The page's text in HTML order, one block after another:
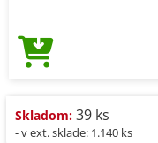
Skladom: 39 ks
- v ext. sklade: 1.140 ks